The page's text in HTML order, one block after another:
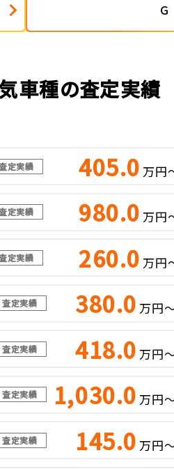
Ｇ
車種の査定実績
定実績 405.0 万円
定実績 980.0 万円
定実績 260.0 万円
査定実績 380.0 万円
査定実績 418.0 万円
査定実績 1,030.0 万円
査定実績 145.0 万円